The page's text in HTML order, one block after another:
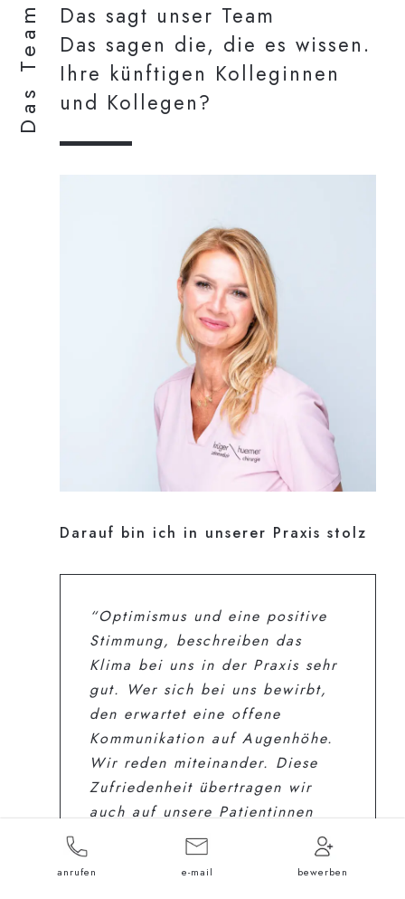
Das Team
Das sagt unser Team
Das sagen die, die es wissen.
Ihre künftigen Kolleginnen
und Kollegen?
Darauf bin ich in unserer Praxis stolz
“Optimismus und eine positive
Stimmung, beschreiben das
Klima bei uns in der Praxis sehr
gut. Wer sich bei uns bewirbt,
den erwartet eine offene
Kommunikation auf Augenhöhe.
Wir reden miteinander. Diese
Zufriedenheit übertragen wir
auch auf unsere Patientinnen
und Patienten, die mit viel
Geduld behandelt werden.
anrufen e-mail bewerben